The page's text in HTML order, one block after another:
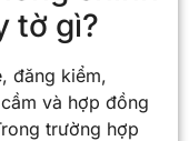
tờ gì?
đăng kiểm,
và hợp đồng
trường hợp